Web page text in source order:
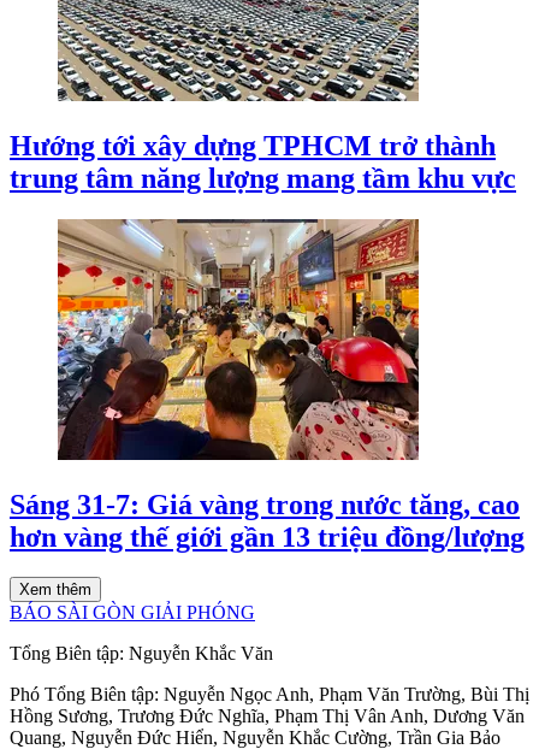
Hướng tới xây dựng TPHCM trở thành
trung tâm năng lượng mang tầm khu vực
Sáng 31-7: Giá vàng trong nước tăng, cao
hơn vàng thế giới gần 13 triệu đồng/lượng
Xem thêm
BÁO SÀI GÒN GIẢI PHÓNG
Tổng Biên tập: Nguyễn Khắc Văn
Phó Tổng Biên tập: Nguyễn Ngọc Anh, Phạm Văn Trường, Bùi Thị
Hồng Sương, Trương Đức Nghĩa, Phạm Thị Vân Anh, Dương Văn
Quang, Nguyễn Đức Hiển, Nguyễn Khắc Cường, Trần Gia Bảo